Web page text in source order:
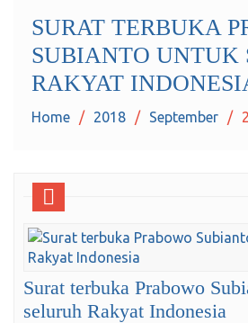
SURAT TERBUKA
SUBIANTO UNTUK
RAKYAT
Home 2018 September
Surat terbuka Prabowo
seluruh Rakyat Indonesia